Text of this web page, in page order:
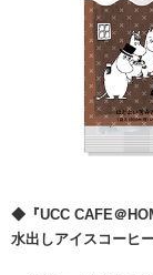
◆『UCC CAFE＠
水出しアイスコー